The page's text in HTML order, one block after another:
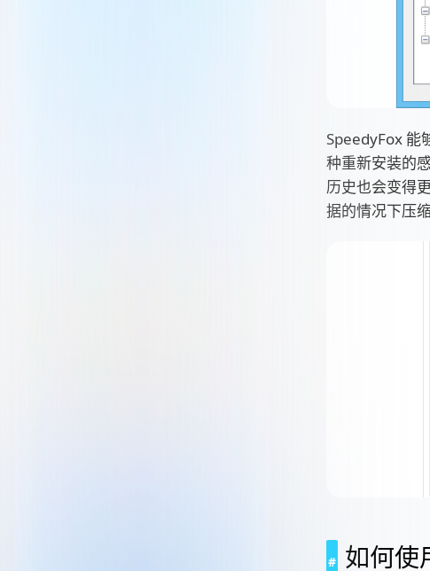
SpeedyFox 能
种重新安装的
历史也会变得
据的情况下压
如何使